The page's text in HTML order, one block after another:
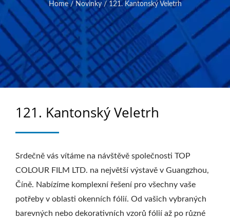
Home / Novinky / 121. Kantonský Veletrh
121. Kantonský Veletrh
Srdečně vás vítáme na návštěvě společnosti TOP
COLOUR FILM LTD. na největší výstavě v Guangzhou,
Číně. Nabízíme komplexní řešení pro všechny vaše
potřeby v oblasti okenních fólií. Od vašich vybraných
barevných nebo dekorativních vzorů fólií až po různé